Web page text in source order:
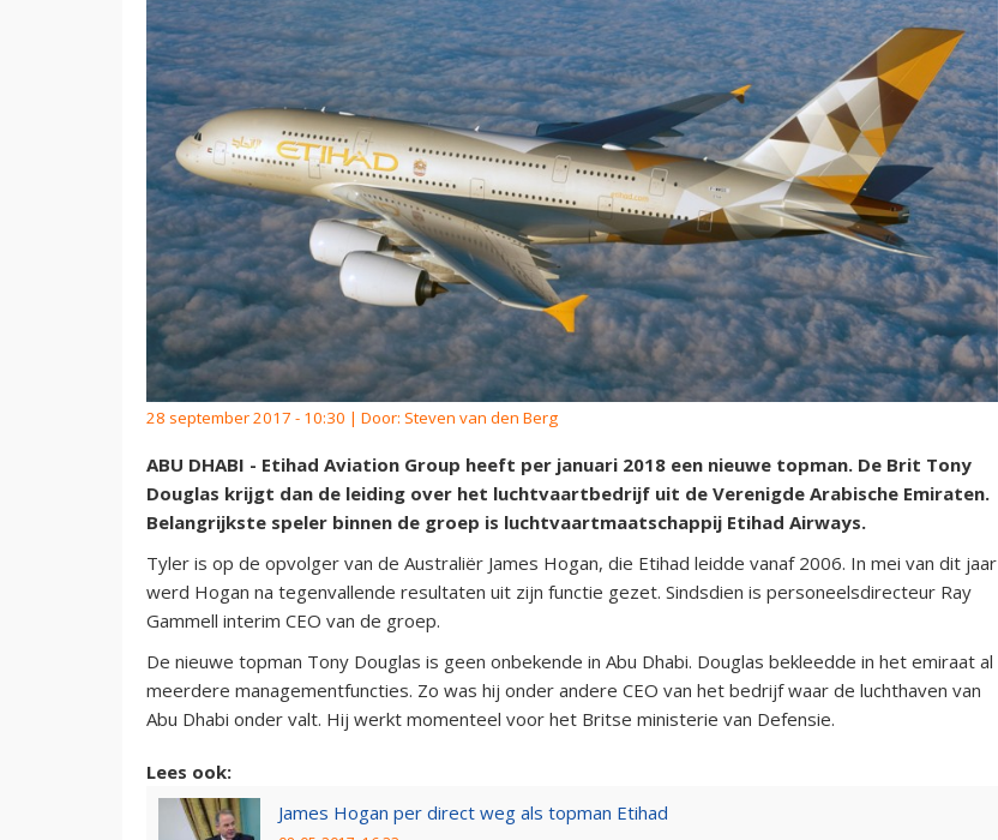
28 september 2017 - 10:30 | Door: Steven van den Berg
ABU DHABI - Etihad Aviation Group heeft per januari 2018 een nieuwe topman. De Brit Tony
Douglas krijgt dan de leiding over het luchtvaartbedrijf uit de Verenigde Arabische Emiraten.
Belangrijkste speler binnen de groep is luchtvaartmaatschappij Etihad Airways.
Tyler is op de opvolger van de Australiër James Hogan, die Etihad leidde vanaf 2006. In mei van dit jaar
werd Hogan na tegenvallende resultaten uit zijn functie gezet. Sindsdien is personeelsdirecteur Ray
Gammell interim CEO van de groep.
De nieuwe topman Tony Douglas is geen onbekende in Abu Dhabi. Douglas bekleedde in het emiraat al
meerdere managementfuncties. Zo was hij onder andere CEO van het bedrijf waar de luchthaven van
Abu Dhabi onder valt. Hij werkt momenteel voor het Britse ministerie van Defensie.
Lees ook:
James Hogan per direct weg als topman Etihad